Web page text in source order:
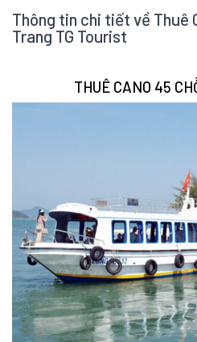
Thông tin chi tiết về Thuê
Trang TG Tourist
THUÊ CANO 45